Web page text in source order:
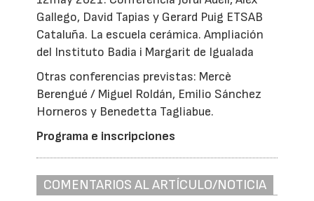
Gallego, David Tapias y Gerard Puig ETSAB
Cataluña. La escuela cerámica. Ampliación
del Instituto Badia i Margarit de Igualada
Otras conferencias previstas: Mercè
Berengué / Miguel Roldán, Emilio Sánchez
Horneros y Benedetta Tagliabue.
Programa e inscripciones
COMENTARIOS AL ARTÍCULO/NOTICIA